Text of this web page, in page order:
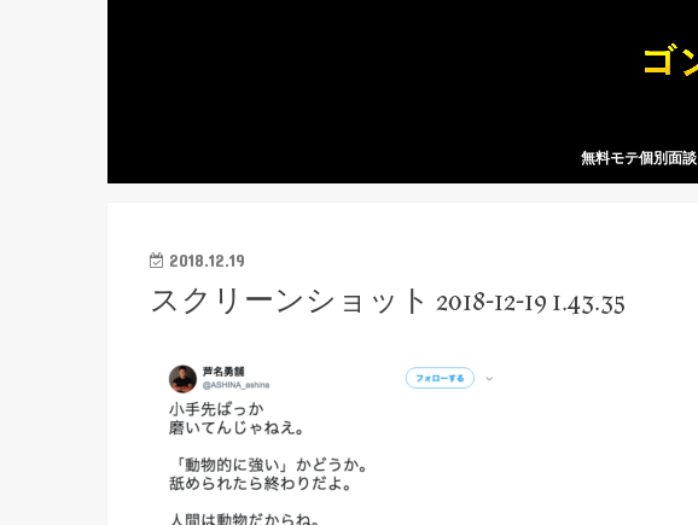
無料モテ個別面談
2018.12.19
スクリーンショット 2018-12-19 1.43.35